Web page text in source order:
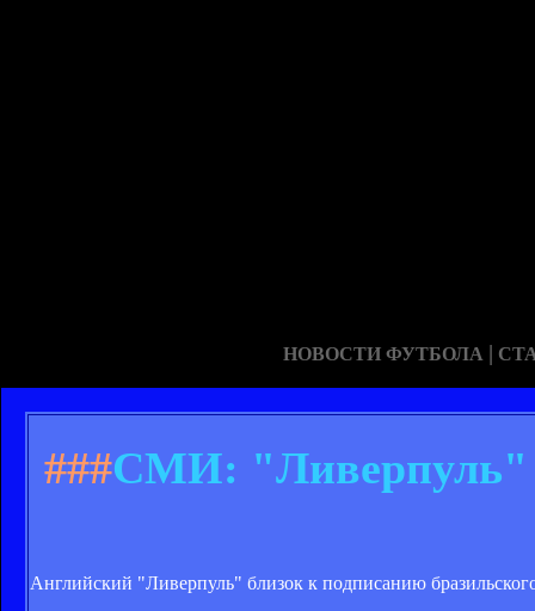
НОВОСТИ ФУТБОЛА |
###СМИ: "Ливерпуль"
Английский "Ливерпуль" близок к подписанию